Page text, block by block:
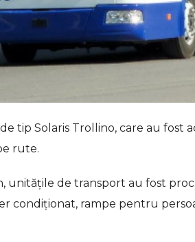
tip Solaris Trollino, care au fost
rute.
unitățile de transport au fost
condiționat, rampe pentru